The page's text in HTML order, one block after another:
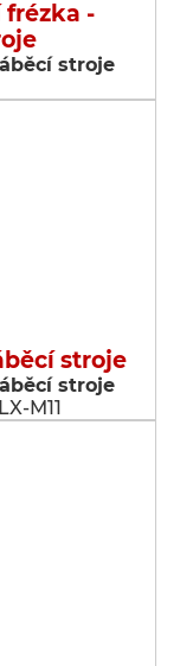
-
stroje
stroje
stroje
M11